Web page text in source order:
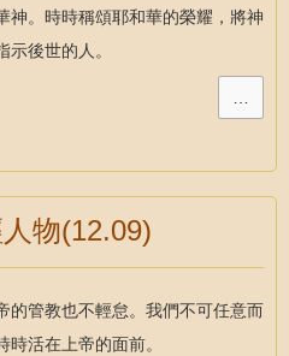
神。時時稱頌耶和華的榮耀，將神
後世的人。
…
物(12.09)
的管教也不輕怠。我們不可任意而
活在上帝的面前。